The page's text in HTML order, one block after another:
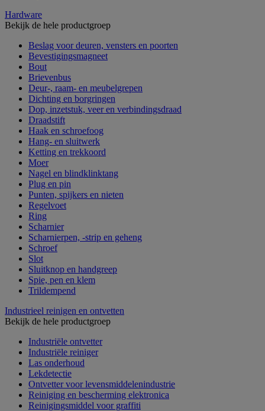
Hardware
Bekijk de hele productgroep
Beslag voor deuren, vensters en poorten
Bevestigingsmagneet
Bout
Brievenbus
Deur-, raam- en meubelgrepen
Dichting en borgringen
Dop, inzetstuk, veer en verbindingsdraad
Draadstift
Haak en schroefoog
Hang- en sluitwerk
Ketting en trekkoord
Moer
Nagel en blindklinktang
Plug en pin
Punten, spijkers en nieten
Regelvoet
Ring
Scharnier
Scharnierpen, -strip en geheng
Schroef
Slot
Sluitknop en handgreep
Spie, pen en klem
Trildempend
Industrieel reinigen en ontvetten
Bekijk de hele productgroep
Industriële ontvetter
Industriële reiniger
Las onderhoud
Lekdetectie
Ontvetter voor levensmiddelenindustrie
Reiniging en bescherming elektronica
Reinigingsmiddel voor graffiti